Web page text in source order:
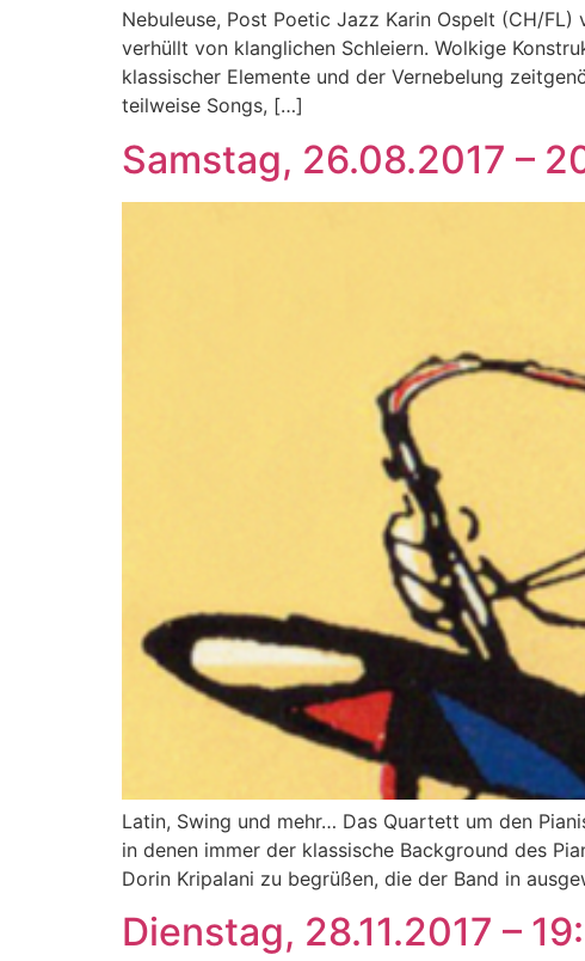
Nebuleuse, Post Poetic Jazz Karin Ospelt (CH/
verhüllt von klanglichen Schleiern. Wolkige
klassischer Elemente und der Vernebelung
teilweise Songs, […]
Samstag, 26.08.2017 –
Latin, Swing und mehr… Das Quartett um den
in denen immer der klassische Background des
Dorin Kripalani zu begrüßen, die der Band in
Dienstag, 28.11.2017 –